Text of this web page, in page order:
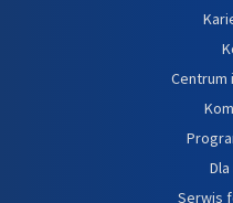
Centrum
Serwis